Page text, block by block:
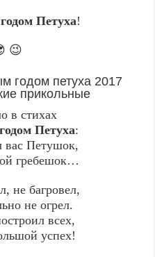
Петуха!
😉
годом петуха 2017
прикольные
в стихах
Петуха:
вас Петушок,
гребешок…
не багровел,
не огрел.
всех,
успех!